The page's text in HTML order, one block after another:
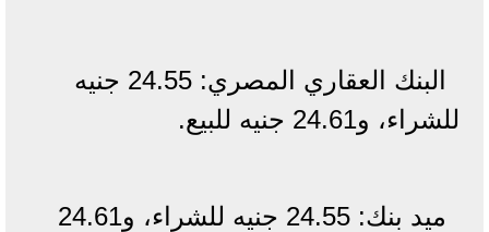
البنك العقاري المصري: 24.55 جنيه
للشراء، و24.61 جنيه للبيع.
ميد بنك: 24.55 جنيه للشراء، و24.61